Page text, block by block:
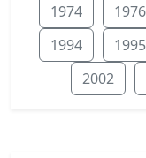
1974
1976
1994
1995
2002